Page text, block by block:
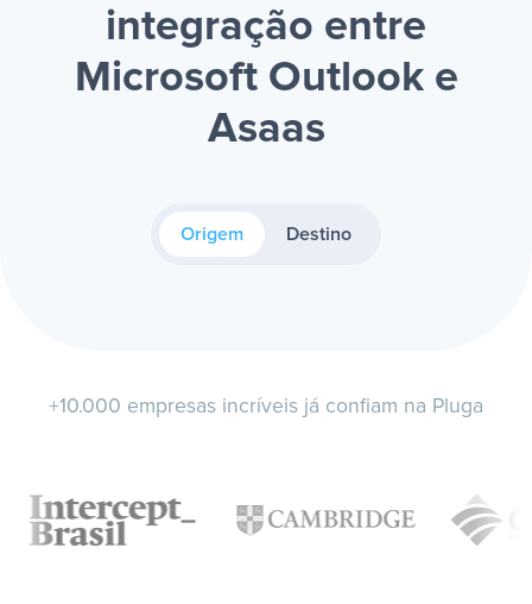
integração entre
Microsoft Outlook e
Asaas
Origem Destino
+10.000 empresas incríveis já confiam na Pluga